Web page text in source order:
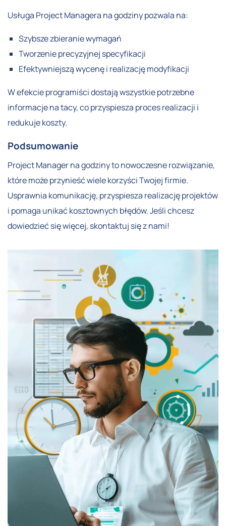
Usługa Project Managera na godziny pozwala na:
Szybsze zbieranie wymagań
Tworzenie precyzyjnej specyfikacji
Efektywniejszą wycenę i realizację modyfikacji
W efekcie programiści dostają wszystkie potrzebne
informacje na tacy, co przyspiesza proces realizacji i
redukuje koszty.
Podsumowanie
Project Manager na godziny to nowoczesne rozwiązanie,
które może przynieść wiele korzyści Twojej firmie.
Usprawnia komunikację, przyspiesza realizację projektów
i pomaga unikać kosztownych błędów. Jeśli chcesz
dowiedzieć się więcej, skontaktuj się z nami!